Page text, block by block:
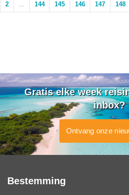
2 ... 144 145 146 147 148
Gratis elke week
inbox?
Ontvang onze
Bestemming